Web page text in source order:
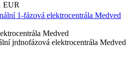
EUR
1-fázová elektrocentrála Medved
jrdnofázová elektrocentrála Medved